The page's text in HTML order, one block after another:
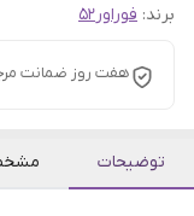
برند: فوراور52
هفت روز ضمانت
توضیحات